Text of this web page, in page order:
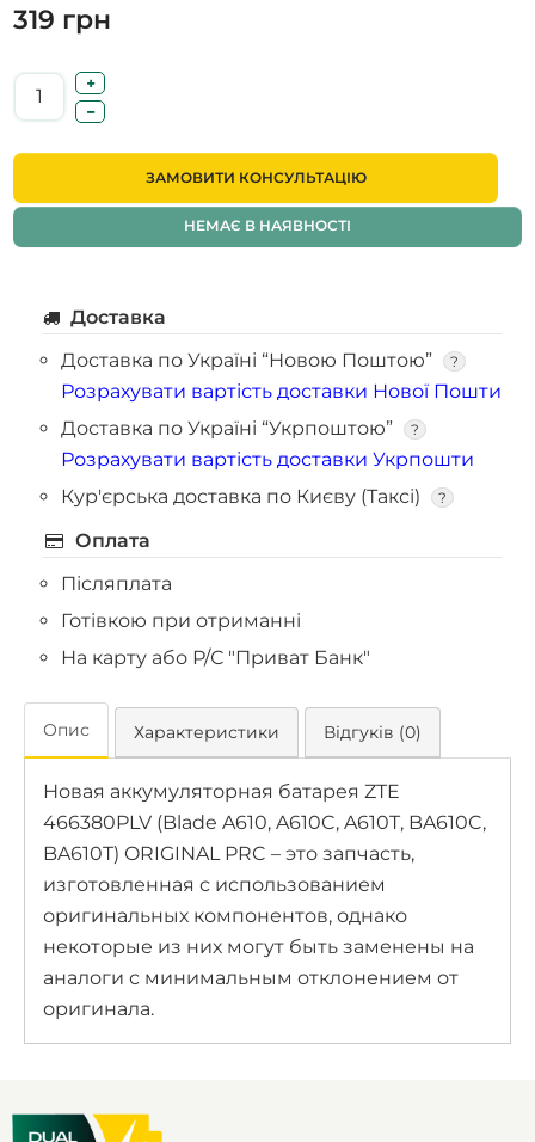
319 грн
ЗАМОВИТИ КОНСУЛЬТАЦІЮ
НЕМАЄ В НАЯВНОСТІ
Доставка
Доставка по Україні “Новою Поштою”
?
Розрахувати вартість доставки Нової Пошти
Доставка по Україні “Укрпоштою”
?
Розрахувати вартість доставки Укрпошти
Кур'єрська доставка по Києву (Таксі)
?
Оплата
Післяплата
Готівкою при отриманні
На карту або Р/С "Приват Банк"
Опис Характеристики Відгуків (0)
Новая аккумуляторная батарея ZTE
466380PLV (Blade A610, A610C, A610T, BA610C,
BA610T) ORIGINAL PRC – это запчасть,
изготовленная с использованием
оригинальных компонентов, однако
некоторые из них могут быть заменены на
аналоги с минимальным отклонением от
оригинала.